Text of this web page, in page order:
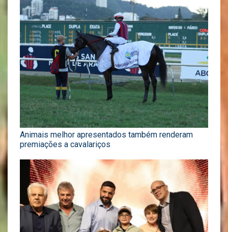
Animais melhor apresentados também renderam
premiações a cavalariços